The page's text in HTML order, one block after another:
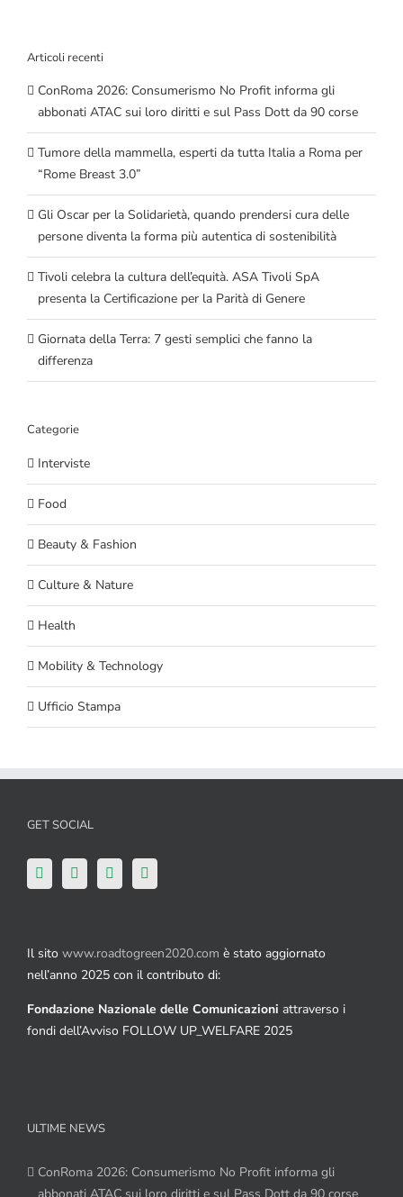
Articoli recenti
ConRoma 2026: Consumerismo No Profit informa gli
abbonati ATAC sui loro diritti e sul Pass Dott da 90 corse
Tumore della mammella, esperti da tutta Italia a Roma per
“Rome Breast 3.0”
Gli Oscar per la Solidarietà, quando prendersi cura delle
persone diventa la forma più autentica di sostenibilità
Tivoli celebra la cultura dell’equità. ASA Tivoli SpA
presenta la Certificazione per la Parità di Genere
Giornata della Terra: 7 gesti semplici che fanno la
differenza
Categorie
Interviste
Food
Beauty & Fashion
Culture & Nature
Health
Mobility & Technology
Ufficio Stampa
GET SOCIAL
Il sito www.roadtogreen2020.com è stato aggiornato
nell’anno 2025 con il contributo di:
Fondazione Nazionale delle Comunicazioni attraverso i
fondi dell’Avviso FOLLOW UP_WELFARE 2025
ULTIME NEWS
ConRoma 2026: Consumerismo No Profit informa gli
abbonati ATAC sui loro diritti e sul Pass Dott da 90 corse